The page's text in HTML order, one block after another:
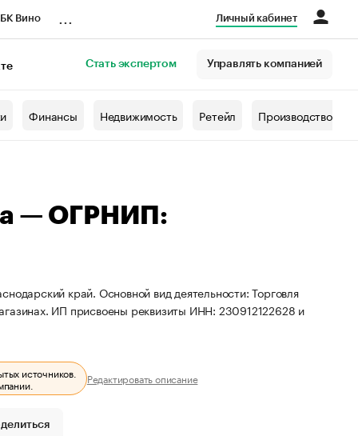
Вино Личный кабинет
Стать экспертом Управлять компанией
Финансы Недвижимость Ретейл Производство
— ОГРНИП:
край. Основной вид деятельности: Торговля
ИП присвоены реквизиты ИНН: 230912122628 и
источников.
Редактировать описание